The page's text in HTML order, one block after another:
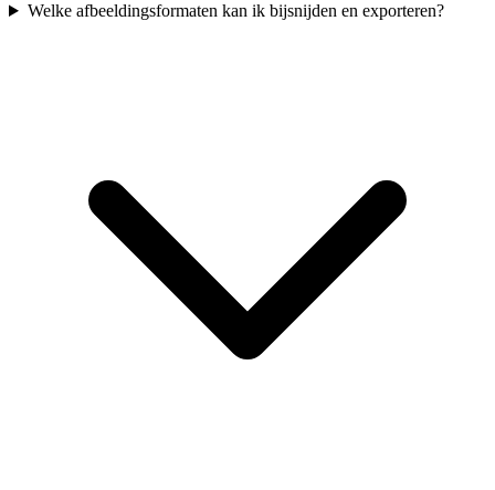
Welke afbeeldingsformaten kan ik bijsnijden en exporteren?